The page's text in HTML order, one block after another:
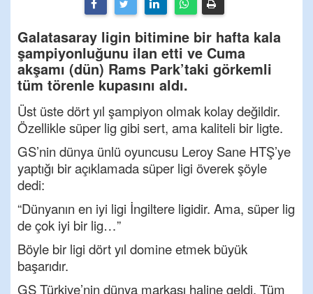
Galatasaray ligin bitimine bir hafta kala
şampiyonluğunu ilan etti ve Cuma
akşamı (dün) Rams Park’taki görkemli
tüm törenle kupasını aldı.
Üst üste dört yıl şampiyon olmak kolay değildir.
Özellikle süper lig gibi sert, ama kaliteli bir ligte.
GS’nin dünya ünlü oyuncusu Leroy Sane HTŞ’ye
yaptığı bir açıklamada süper ligi överek şöyle
dedi:
“Dünyanın en iyi ligi İngiltere ligidir. Ama, süper lig
de çok iyi bir lig…”
Böyle bir ligi dört yıl domine etmek büyük
başarıdır.
GS Türkiye’nin dünya markası haline geldi. Tüm